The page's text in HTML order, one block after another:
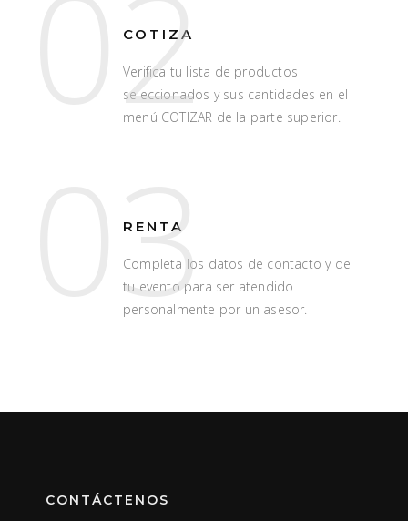
02
COTIZA
Verifica tu lista de productos
seleccionados y sus cantidades en el
menú COTIZAR de la parte superior.
03
RENTA
Completa los datos de contacto y de
tu evento para ser atendido
personalmente por un asesor.
CONTÁCTENOS